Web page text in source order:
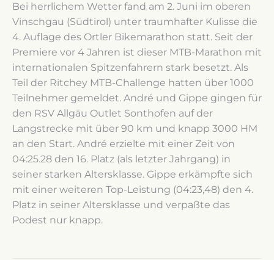
Bei herrlichem Wetter fand am 2. Juni im oberen
Vinschgau (Südtirol) unter traumhafter Kulisse die
4. Auflage des Ortler Bikemarathon statt. Seit der
Premiere vor 4 Jahren ist dieser MTB-Marathon mit
internationalen Spitzenfahrern stark besetzt. Als
Teil der Ritchey MTB-Challenge hatten über 1000
Teilnehmer gemeldet. André und Gippe gingen für
den RSV Allgäu Outlet Sonthofen auf der
Langstrecke mit über 90 km und knapp 3000 HM
an den Start. André erzielte mit einer Zeit von
04:25.28 den 16. Platz (als letzter Jahrgang) in
seiner starken Altersklasse. Gippe erkämpfte sich
mit einer weiteren Top-Leistung (04:23,48) den 4.
Platz in seiner Altersklasse und verpaßte das
Podest nur knapp.